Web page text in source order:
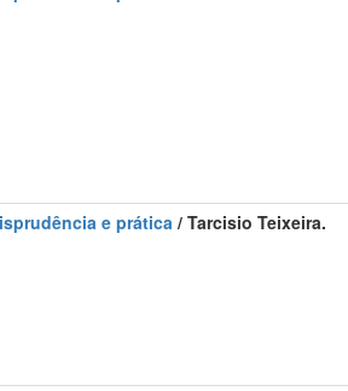
e prática/ Tarcisio Teixeira.